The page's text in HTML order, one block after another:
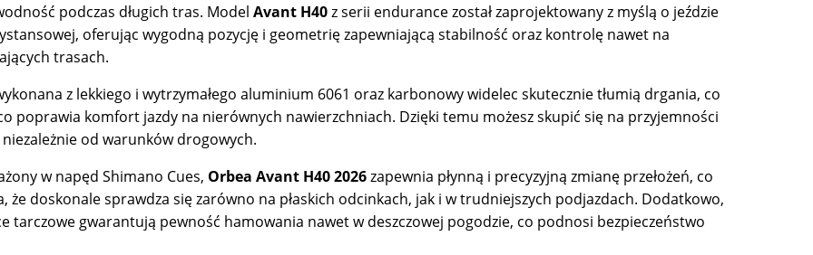
podczas długich tras. Model Avant H40z serii endurance został zaprojektowany z myślą o jeździe
oferując wygodną pozycję i geometrię zapewniającą stabilność oraz kontrolę nawet na
trasach.
z lekkiego i wytrzymałego aluminium 6061 oraz karbonowy widelec skutecznie tłumią drgania, co
poprawia komfort jazdy na nierównych nawierzchniach. Dzięki temu możesz skupić się na przyjemności
niezależnie od warunków drogowych.
w napęd Shimano Cues, Orbea Avant H40 2026zapewnia płynną i precyzyjną zmianę przełożeń, co
że doskonale sprawdza się zarówno na płaskich odcinkach, jak i w trudniejszych podjazdach. Dodatkowo,
tarczowe gwarantują pewność hamowania nawet w deszczowej pogodzie, co podnosi bezpieczeństwo